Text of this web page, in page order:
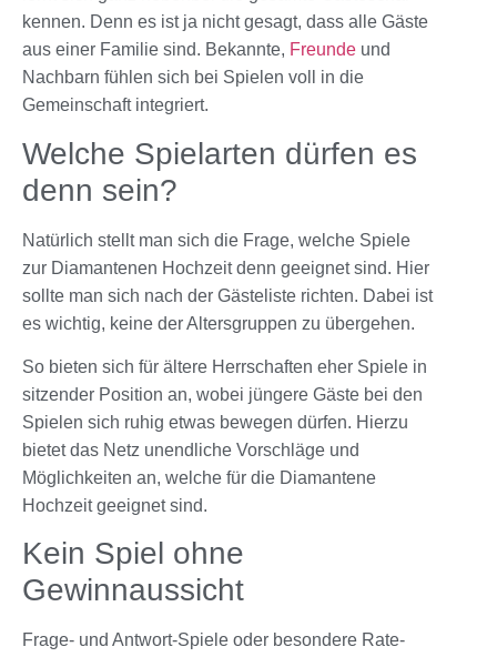
kennen. Denn es ist ja nicht gesagt, dass alle Gäste
aus einer Familie sind. Bekannte, Freunde und
Nachbarn fühlen sich bei Spielen voll in die
Gemeinschaft integriert.
Welche Spielarten dürfen es
denn sein?
Natürlich stellt man sich die Frage, welche Spiele
zur Diamantenen Hochzeitdenn geeignet sind. Hier
sollte man sich nach der Gästeliste richten. Dabei ist
es wichtig, keine der Altersgruppen zu übergehen.
So bieten sich für ältere Herrschaften eher Spiele in
sitzender Position an, wobei jüngere Gäste bei den
Spielen sich ruhig etwas bewegen dürfen. Hierzu
bietet das Netz unendliche Vorschläge und
Möglichkeiten an, welche für die Diamantene
Hochzeitgeeignet sind.
Kein Spiel ohne
Gewinnaussicht
Frage- und Antwort-Spiele oder besondere Rate-